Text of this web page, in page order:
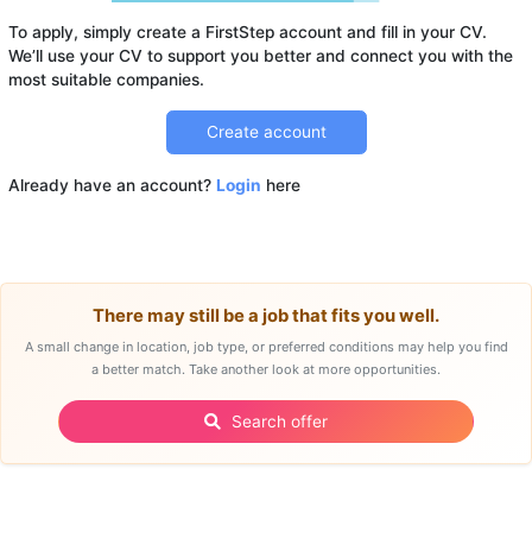
To apply, simply create a FirstStep account and fill in your CV.
We’ll use your CV to support you better and connect you with the
Create account
Already have an account? Login here
There may still be a job that fits you well.
A small change in location, job type, or preferred conditions may help you find
a better match. Take another look at more opportunities.
Search offer